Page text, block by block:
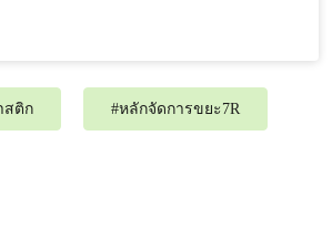
สติก #หลักจัดการขยะ7R